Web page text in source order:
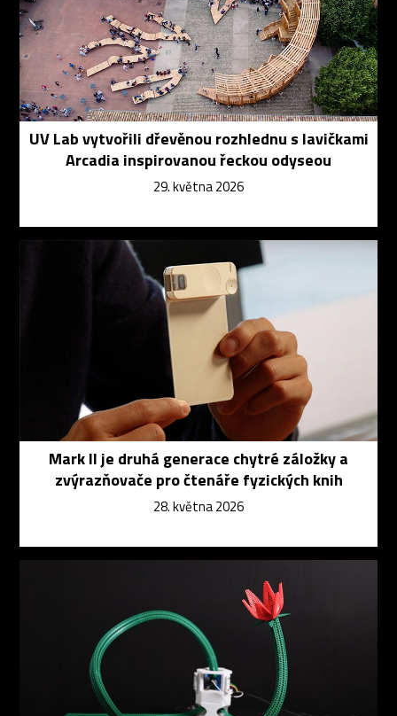
UV Lab vytvořili dřevěnou rozhlednu s lavičkami
Arcadia inspirovanou řeckou odyseou
29. května 2026
Mark II je druhá generace chytré záložky a
zvýrazňovače pro čtenáře fyzických knih
28. května 2026